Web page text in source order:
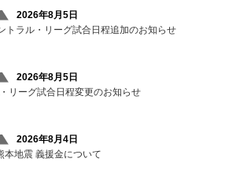
2026年8月5日
トラル・リーグ試合日程追加のお知らせ
2026年8月5日
リーグ試合日程変更のお知らせ
2026年8月4日
本地震 義援金について